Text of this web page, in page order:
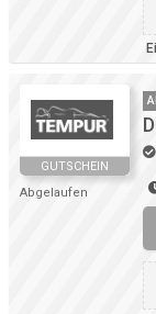
GUTSCHEIN
Abgelaufen